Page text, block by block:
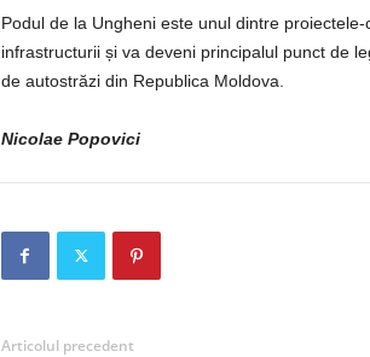
Podul de la Ungheni este unul dintre
infrastructurii și va deveni principalul punct de
de autostrăzi din Republica Moldova.
Nicolae Popovici
Articolul precedent